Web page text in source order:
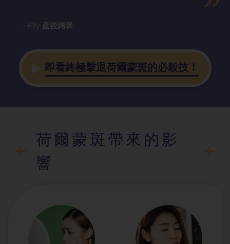
- Elly 產後媽咪
即看終極擊退荷爾蒙斑的必殺技！
荷爾蒙斑帶來的影
響